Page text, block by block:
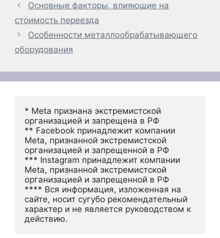
Основные факторы, влияющие на
стоимость переезда
Особенности металлообрабатывающего
оборудования
* Meta признана экстремистской
организацией и запрещена в РФ
** Facebook принадлежит компании
Meta, признанной экстремистской
организацией и запрещенной в РФ
*** Instagram принадлежит компании
Meta, признанной экстремистской
организацией и запрещенной в РФ
**** Вся информация, изложенная на
сайте, носит сугубо рекомендательный
характер и не является руководством к
действию.